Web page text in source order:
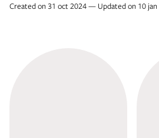
Created on 31 oct 2024 — Updated on 10 jan